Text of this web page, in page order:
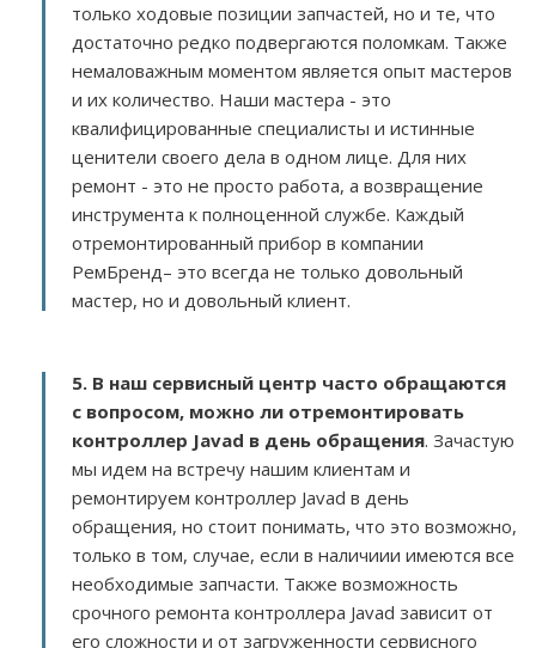
только ходовые позиции запчастей, но и те, что
достаточно редко подвергаются поломкам. Также
немаловажным моментом является опыт мастеров
и их количество. Наши мастера - это
квалифицированные специалисты и истинные
ценители своего дела в одном лице. Для них
ремонт - это не просто работа, а возвращение
инструмента к полноценной службе. Каждый
отремонтированный прибор в компании
РемБренд– это всегда не только довольный
мастер, но и довольный клиент.
5. В наш сервисный центр часто обращаются
с вопросом, можно ли отремонтировать
контроллер Javad в день обращения. Зачастую
мы идем на встречу нашим клиентам и
ремонтируем контроллер Javad в день
обращения, но стоит понимать, что это возможно,
только в том, случае, если в наличиии имеются все
необходимые запчасти. Также возможность
срочного ремонта контроллера Javad зависит от
его сложности и от загруженности сервисного